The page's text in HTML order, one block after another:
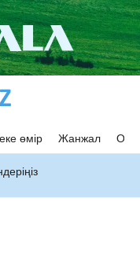
өмір Жанжал